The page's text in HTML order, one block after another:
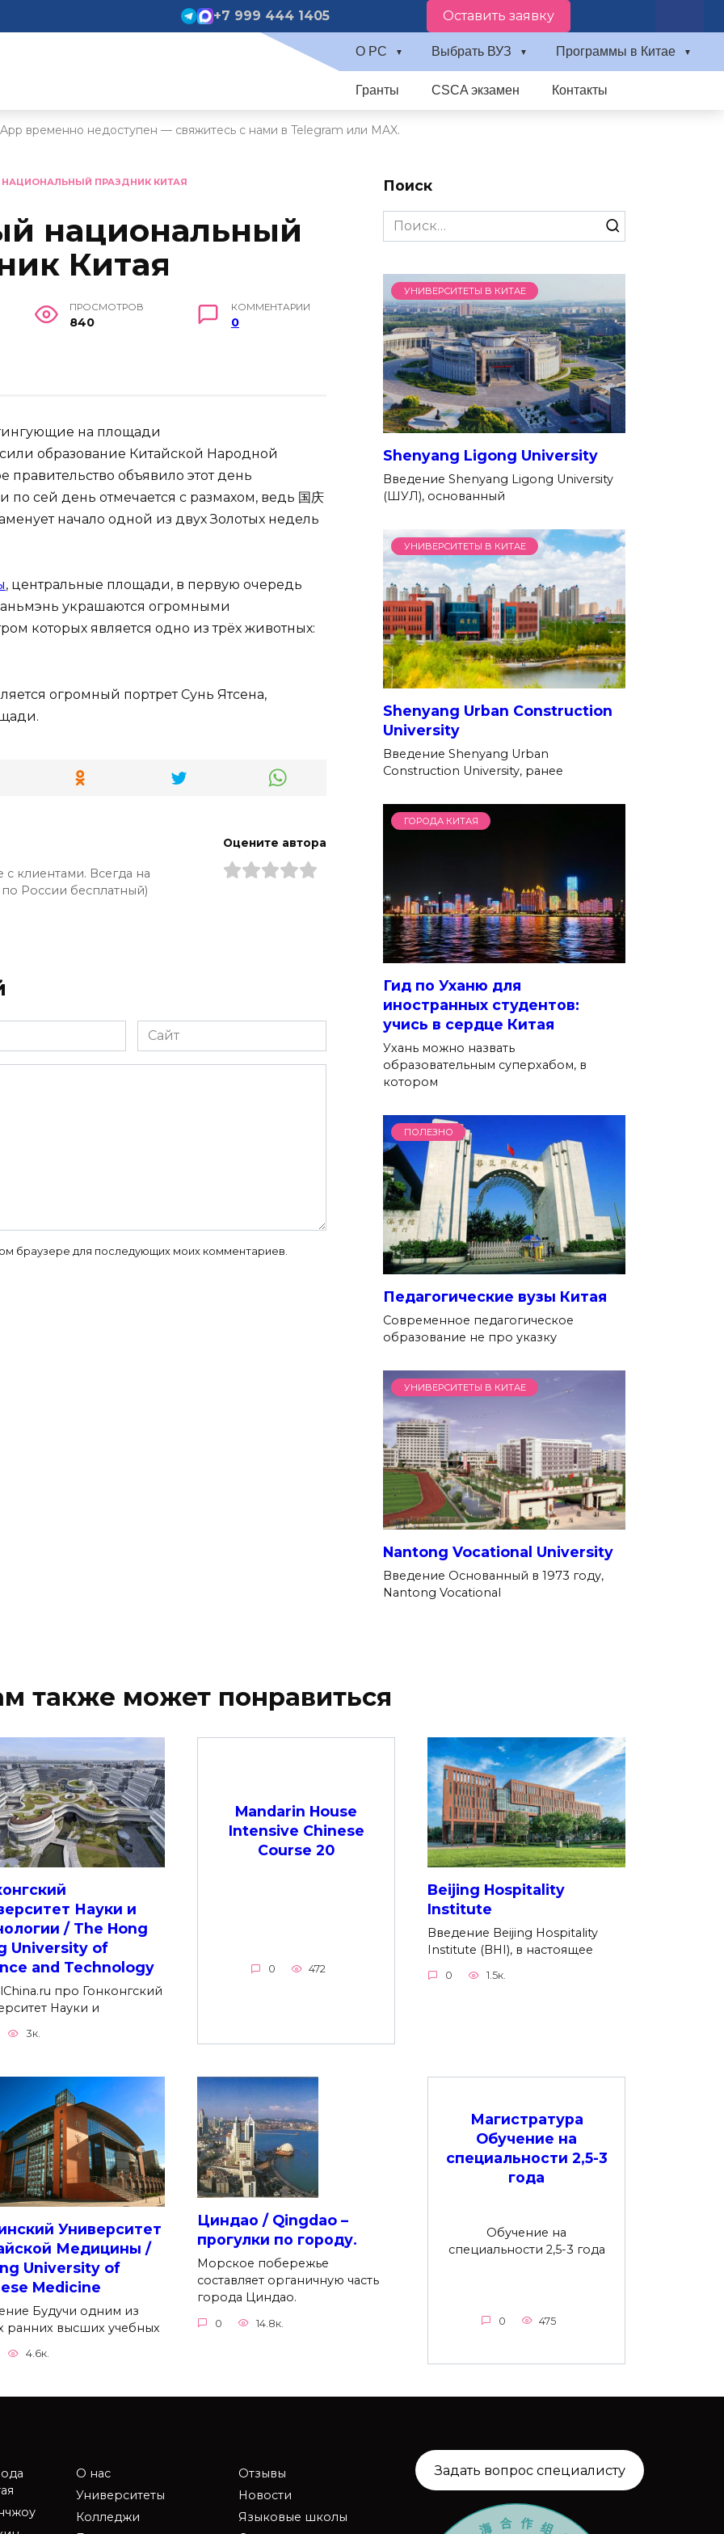
+7 999 444 1405 Оставить заявку
О PC Выбрать ВУЗ Программы в Китае
Гранты CSCA экзамен Контакты
временно недоступен — свяжитесь с нами в Telegram или MAX.
ПРАЗДНИК КИТАЯ
национальный
Китая
ПРОСМОТРОВ
840
КОММЕНТАРИИ
0
на площади
образование Китайской Народной
объявило этот день
сей день отмечается с размахом, ведь 国庆
начало одной из двух Золотых недель
, центральные площади, в первую очередь
украшаются огромными
которых является одно из трёх животных:
огромный портрет Сунь Ятсена,
клиентами. Всегда на
России бесплатный)
Оцените автора
Сайт
браузере для последующих моих комментариев.
Поиск
Search
for:
УНИВЕРСИТЕТЫ В КИТАЕ
Shenyang Ligong University
Введение Shenyang Ligong University
(ШУЛ), основанный
УНИВЕРСИТЕТЫ В КИТАЕ
Shenyang Urban Construction
University
Введение Shenyang Urban
Construction University, ранее
ГОРОДА КИТАЯ
Гид по Уханю для
иностранных студентов:
учись в сердце Китая
Ухань можно назвать
образовательным суперхабом, в
котором
ПОЛЕЗНО
Педагогические вузы Китая
Современное педагогическое
образование не про указку
УНИВЕРСИТЕТЫ В КИТАЕ
Nantong Vocational University
Введение Основанный в 1973 году,
Nantong Vocational
также может понравиться
Науки и
/ The Hong
University of
and Technology
про Гонконгский
Науки и
3к.
Mandarin House
Intensive Chinese
Course 20
0 472
Beijing Hospitality
Institute
Введение Beijing Hospitality
Institute (BHI), в настоящее
0 1.5к.
Университет
Медицины /
University of
Medicine
Будучи одним из
ранних высших учебных
4.6к.
Циндао / Qingdao –
прогулки по городу.
Морское побережье
составляет органичную часть
города Циндао.
0 14.8к.
Магистратура
Обучение на
специальности 2,5-3
года
Обучение на
специальности 2,5-3 года
0 475
О нас
Университеты
Колледжи
Отзывы
Новости
Языковые школы
Задать вопрос специалисту